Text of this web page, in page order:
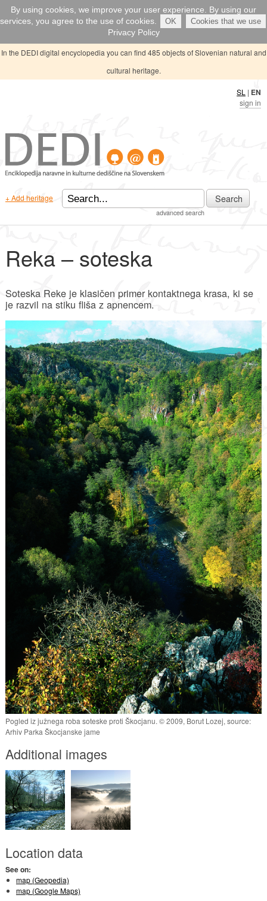
By using cookies, we improve your user experience. By using our
services, you agree to the use of cookies.
OK Cookies that we use
Privacy Policy
In the DEDI digital encyclopedia you can find 485 objects of Slovenian natural and
cultural heritage.
SL | EN
sign in
+ Add heritage
advanced search
Search
Reka – soteska
Soteska Reke je klasičen primer kontaktnega krasa, ki se
je razvil na stiku fliša z apnencem.
Pogled iz južnega roba soteske proti Škocjanu. © 2009, Borut Lozej, source:
Arhiv Parka Škocjanske jame
Additional images
Location data
See on:
map (Geopedia)
map (Google Maps)